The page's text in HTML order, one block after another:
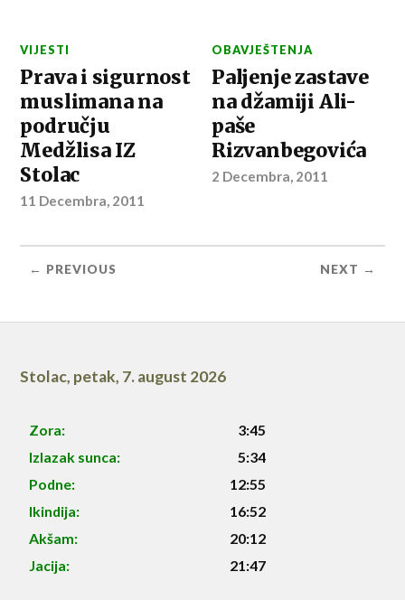
VIJESTI
Prava i sigurnost
muslimana na
području
Medžlisa IZ
Stolac
11 Decembra, 2011
OBAVJEŠTENJA
Paljenje zastave
na džamiji Ali-
paše
Rizvanbegovića
2 Decembra, 2011
← PREVIOUS NEXT →
Stolac, petak, 7. august 2026
Zora:
3:45
Izlazak sunca:
5:34
Podne:
12:55
Ikindija:
16:52
Akšam:
20:12
Jacija:
21:47